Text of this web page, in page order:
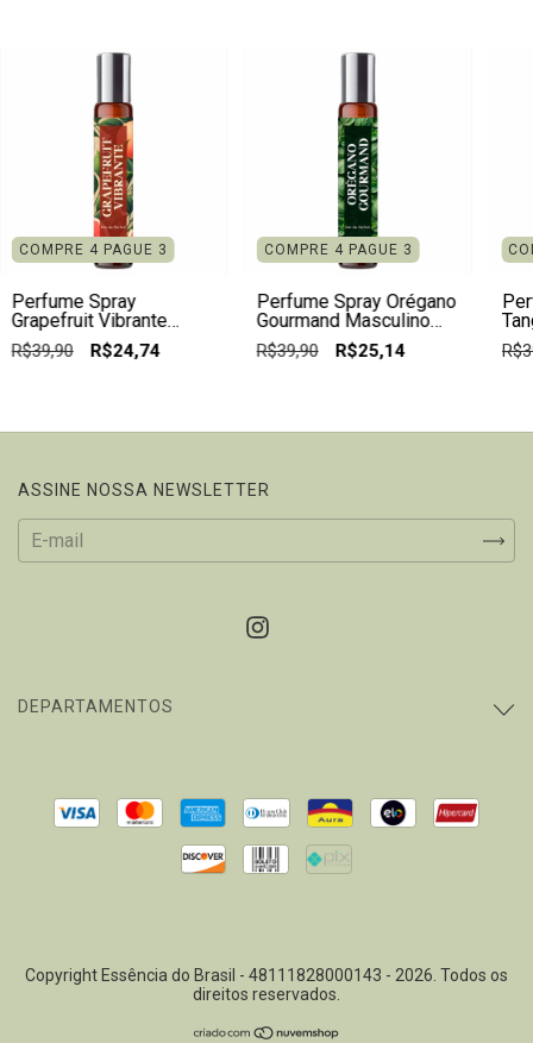
COMPRE 4 PAGUE 3
Perfume Spray
Grapefruit Vibrante
Masculino 10ml -
Natural
R$39,90 R$24,74
COMPRE 4 PAGUE 3
Perfume Spray Orégano
Gourmand Masculino
10ml Natural Vegano
R$39,90 R$25,14
ASSINE NOSSA NEWSLETTER
DEPARTAMENTOS
Copyright Essência do Brasil - 48111828000143 - 2026. Todos os
direitos reservados.